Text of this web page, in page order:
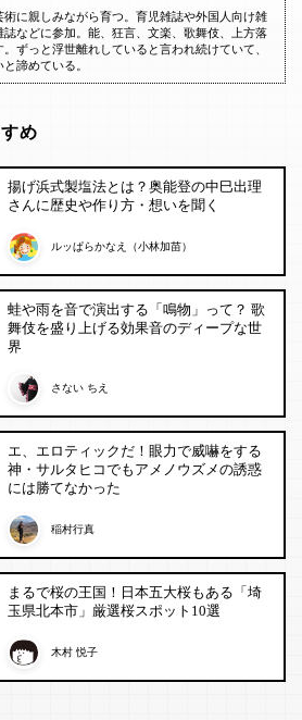
術に親しみながら育つ。育児雑誌や外国人向け雑
誌などに参加。能、狂言、文楽、歌舞伎、上方落
ずっと浮世離れしていると言われ続けていて、
諦めている。
め
揚げ浜式製塩法とは？奥能登の中巳出理
さんに歴史や作り方・想いを聞く
ルッぱらかなえ（小林加苗）
蛙や雨を音で演出する「鳴物」って？ 歌
舞伎を盛り上げる効果音のディープな世
界
さない ちえ
エ、エロティックだ！眼力で威嚇をする
神・サルタヒコでもアメノウズメの誘惑
には勝てなかった
稲村行真
まるで桜の王国！日本五大桜もある「埼
玉県北本市」厳選桜スポット10選
木村 悦子